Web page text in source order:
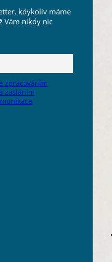
kdykoliv máme
Vám nikdy nic
zpracováním
zasláním